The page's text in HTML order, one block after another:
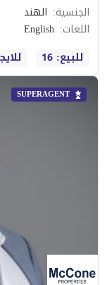
الجنسية: الهند
اللغات:
English
للبيع: 16
SUPERAGENT